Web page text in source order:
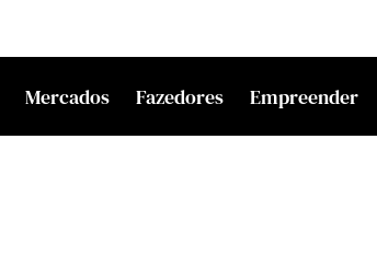
Mercados Fazedores Empreender